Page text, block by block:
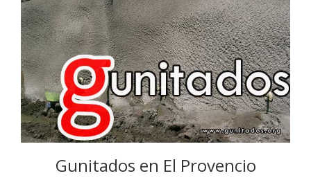
Gunitados en El Provencio